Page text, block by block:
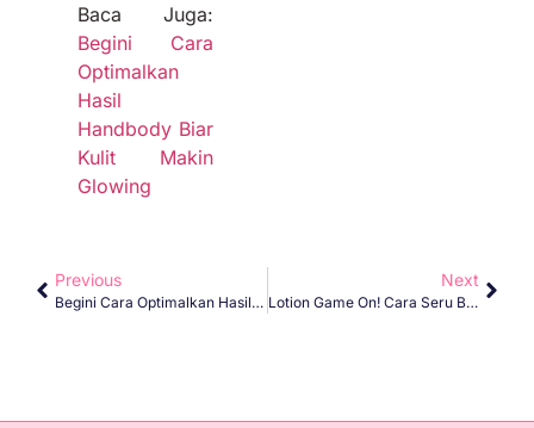
Baca Juga:
Begini Cara
Optimalkan
Hasil
Handbody Biar
Kulit Makin
Glowing
Previous
Begini Cara Optimalkan Hasil Handbody Biar Kulit Makin Glowing
Next
Lotion Game On! Cara Seru Bikin Kulit Lembap Dan Wangi Tiap Hari